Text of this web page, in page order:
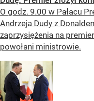
O godz. 9.00 w Pałacu
Andrzeja Dudy z
zaprzysiężenia na
powołani ministrowie.